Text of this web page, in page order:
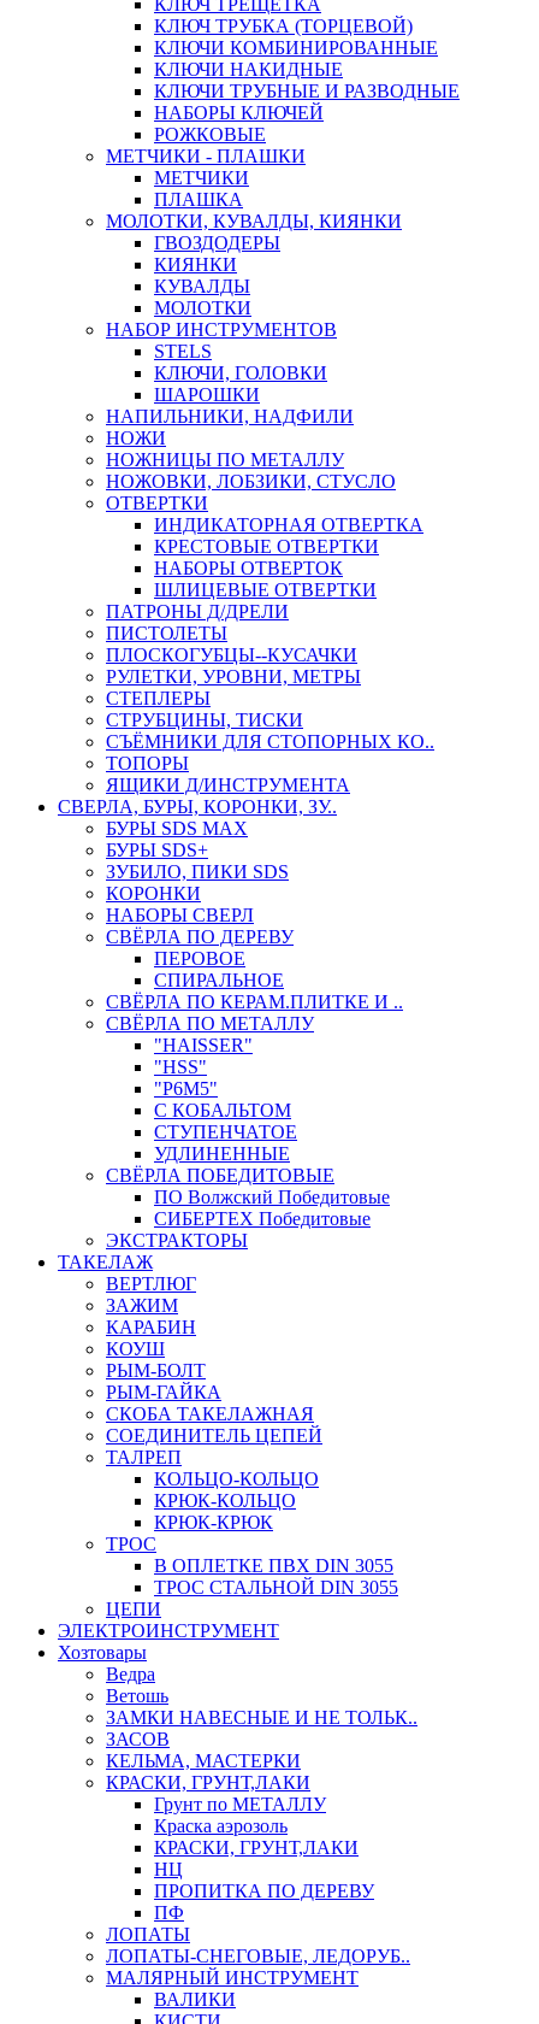
КЛЮЧ ТРЕЩЕТКА
КЛЮЧ ТРУБКА (ТОРЦЕВОЙ)
КЛЮЧИ КОМБИНИРОВАННЫЕ
КЛЮЧИ НАКИДНЫЕ
КЛЮЧИ ТРУБНЫЕ И РАЗВОДНЫЕ
НАБОРЫ КЛЮЧЕЙ
РОЖКОВЫЕ
МЕТЧИКИ - ПЛАШКИ
МЕТЧИКИ
ПЛАШКА
МОЛОТКИ, КУВАЛДЫ, КИЯНКИ
ГВОЗДОДЕРЫ
КИЯНКИ
КУВАЛДЫ
МОЛОТКИ
НАБОР ИНСТРУМЕНТОВ
STELS
КЛЮЧИ, ГОЛОВКИ
ШАРОШКИ
НАПИЛЬНИКИ, НАДФИЛИ
НОЖИ
НОЖНИЦЫ ПО МЕТАЛЛУ
НОЖОВКИ, ЛОБЗИКИ, СТУСЛО
ОТВЕРТКИ
ИНДИКАТОРНАЯ ОТВЕРТКА
КРЕСТОВЫЕ ОТВЕРТКИ
НАБОРЫ ОТВЕРТОК
ШЛИЦЕВЫЕ ОТВЕРТКИ
ПАТРОНЫ Д/ДРЕЛИ
ПИСТОЛЕТЫ
ПЛОСКОГУБЦЫ--КУСАЧКИ
РУЛЕТКИ, УРОВНИ, МЕТРЫ
СТЕПЛЕРЫ
СТРУБЦИНЫ, ТИСКИ
СЪЁМНИКИ ДЛЯ СТОПОРНЫХ КО..
ТОПОРЫ
ЯЩИКИ Д/ИНСТРУМЕНТА
СВЕРЛА, БУРЫ, КОРОНКИ, ЗУ..
БУРЫ SDS MAX
БУРЫ SDS+
ЗУБИЛО, ПИКИ SDS
КОРОНКИ
НАБОРЫ СВЕРЛ
СВЁРЛА ПО ДЕРЕВУ
ПЕРОВОЕ
СПИРАЛЬНОЕ
СВЁРЛА ПО КЕРАМ.ПЛИТКЕ И ..
СВЁРЛА ПО МЕТАЛЛУ
"HAISSER"
"HSS"
"Р6М5"
С КОБАЛЬТОМ
СТУПЕНЧАТОЕ
УДЛИНЕННЫЕ
СВЁРЛА ПОБЕДИТОВЫЕ
ПО Волжский Победитовые
СИБЕРТЕХ Победитовые
ЭКСТРАКТОРЫ
ТАКЕЛАЖ
ВЕРТЛЮГ
ЗАЖИМ
КАРАБИН
КОУШ
РЫМ-БОЛТ
РЫМ-ГАЙКА
СКОБА ТАКЕЛАЖНАЯ
СОЕДИНИТЕЛЬ ЦЕПЕЙ
ТАЛРЕП
КОЛЬЦО-КОЛЬЦО
КРЮК-КОЛЬЦО
КРЮК-КРЮК
ТРОС
В ОПЛЕТКЕ ПВХ DIN 3055
ТРОС СТАЛЬНОЙ DIN 3055
ЦЕПИ
ЭЛЕКТРОИНСТРУМЕНТ
Хозтовары
Ведра
Ветошь
ЗАМКИ НАВЕСНЫЕ И НЕ ТОЛЬК..
ЗАСОВ
КЕЛЬМА, МАСТЕРКИ
КРАСКИ, ГРУНТ,ЛАКИ
Грунт по МЕТАЛЛУ
Краска аэрозоль
КРАСКИ, ГРУНТ,ЛАКИ
НЦ
ПРОПИТКА ПО ДЕРЕВУ
ПФ
ЛОПАТЫ
ЛОПАТЫ-СНЕГОВЫЕ, ЛЕДОРУБ..
МАЛЯРНЫЙ ИНСТРУМЕНТ
ВАЛИКИ